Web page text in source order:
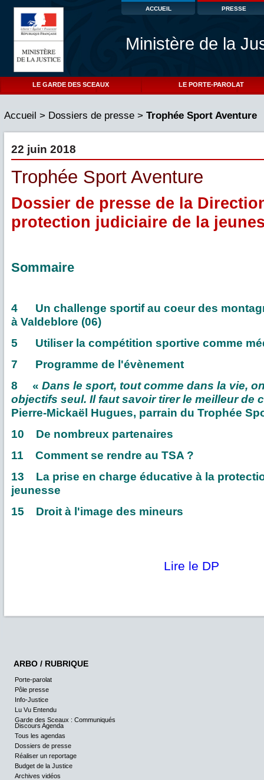
ACCUEIL PRESSE
Ministère de la
LE GARDE DES SCEAUX LE PORTE-PAROLAT
Accueil > Dossiers de presse> Trophée Sport Aventure
22 juin 2018
Trophée Sport Aventure
Dossier de presse de la
protection judiciaire de la
Sommaire
4 Un challenge sportif au coeur des
à Valdeblore (06)
5 Utiliser la compétition sportive comme
7 Programme de l'évènement
8 « Dans le sport, tout comme dans la vie,
objectifs seul. Il faut savoir tirer le meilleur de
Pierre-Mickaël Hugues, parrain du Trophée
10 De nombreux partenaires
11 Comment se rendre au TSA ?
13 La prise en charge éducative à la
jeunesse
15 Droit à l'image des mineurs
Lire le DP
ARBO / RUBRIQUE
Porte-parolat
Pôle presse
Info-Justice
Lu Vu Entendu
Garde des Sceaux : Communiqués
Discours Agenda
Tous les agendas
Dossiers de presse
Réaliser un reportage
Budget de la Justice
Archives vidéos